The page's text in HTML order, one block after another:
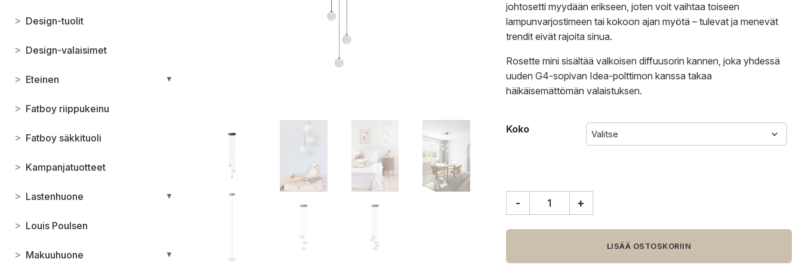
> Design-tuolit
> Design-valaisimet
> Eteinen ▼
> Fatboy riippukeinu
> Fatboy säkkituoli
> Kampanjatuotteet
> Lastenhuone ▼
> Louis Poulsen
> Makuuhuone ▼
johtosetti myydään erikseen, joten voit vaihtaa toiseen
lampunvarjostimeen tai kokoon ajan myötä – tulevat ja menevät
trendit eivät rajoita sinua.
Rosette mini sisältää valkoisen diffuusorin kannen, joka yhdessä
uuden G4-sopivan Idea-polttimon kanssa takaa
häikäisemättömän valaistuksen.
Koko
mini
määrä
- +
LISÄÄ OSTOSKORIIN